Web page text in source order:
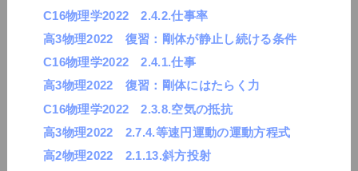
C16物理学2022 2.4.2.仕事率
高3物理2022 復習：剛体が静止し続ける条件
C16物理学2022 2.4.1.仕事
高3物理2022 復習：剛体にはたらく力
C16物理学2022 2.3.8.空気の抵抗
高3物理2022 2.7.4.等速円運動の運動方程式
高2物理2022 2.1.13.斜方投射